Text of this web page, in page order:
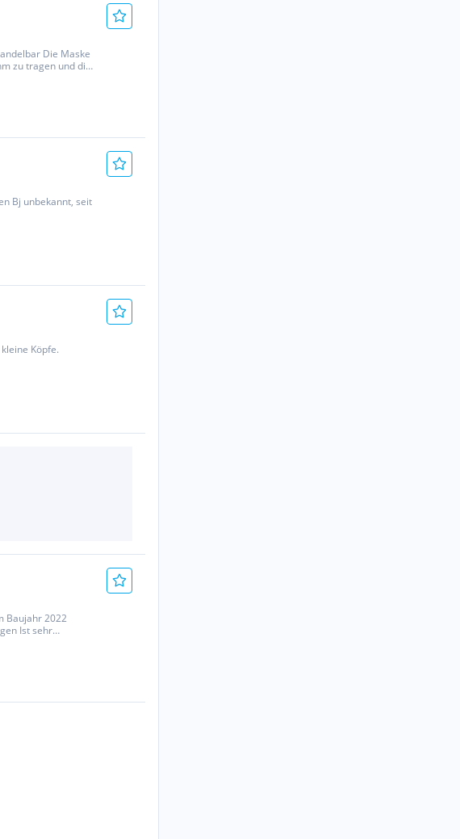
Die Maske
zu tragen und die
Bj unbekannt, seit
Köpfe.
Baujahr 2022
Ist sehr